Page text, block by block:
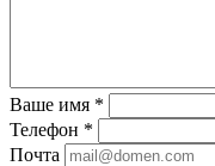
Ваше имя *
Телефон *
Почта